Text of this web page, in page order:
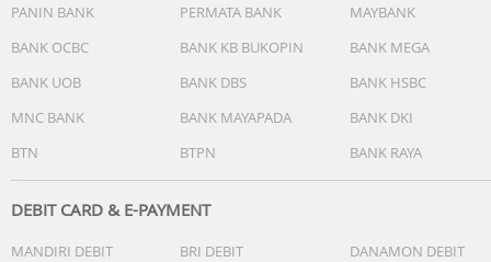
PANIN BANK
PERMATA BANK
MAYBANK
BANK OCBC
BANK KB BUKOPIN
BANK MEGA
BANK UOB
BANK DBS
BANK HSBC
MNC BANK
BANK MAYAPADA
BANK DKI
BTN
BTPN BANK RAYA
DEBIT CARD & E-PAYMENT
MANDIRI DEBIT BRI DEBIT
DANAMON DEBIT